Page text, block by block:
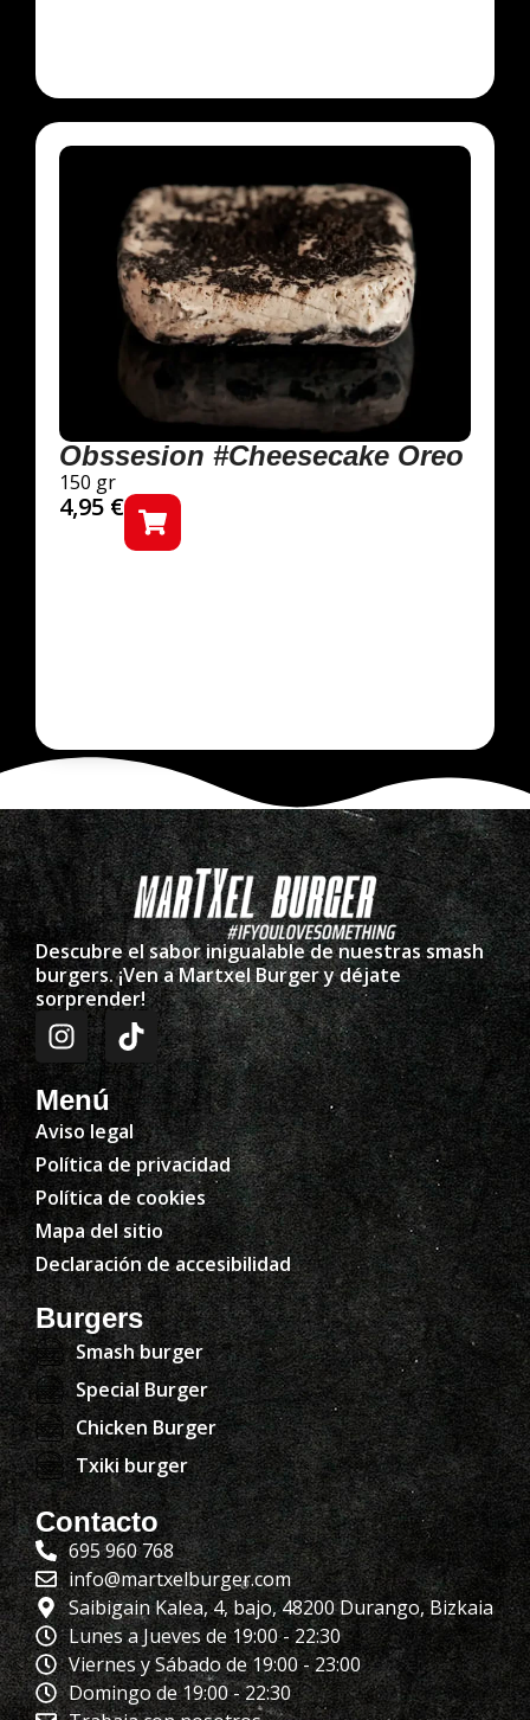
Obssesion #Cheesecake Oreo
150 gr
4,95 €
Descubre el sabor inigualable de nuestras smash
burgers. ¡Ven a Martxel Burger y déjate
sorprender!
Menú
Aviso legal
Política de privacidad
Política de cookies
Mapa del sitio
Declaración de accesibilidad
Burgers
Smash burger
Special Burger
Chicken Burger
Txiki burger
Contacto
695 960 768
info@martxelburger.com
Saibigain Kalea, 4, bajo, 48200 Durango, Bizkaia
Lunes a Jueves de 19:00 - 22:30
Viernes y Sábado de 19:00 - 23:00
Domingo de 19:00 - 22:30